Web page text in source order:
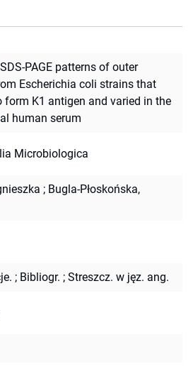
PAGE patterns of outer
Escherichia coli strains that
form K1 antigen and varied in the
human serum
Microbiologica
; Bugla-Płoskońska,
; Bibliogr. ; Streszcz. w jęz. ang.